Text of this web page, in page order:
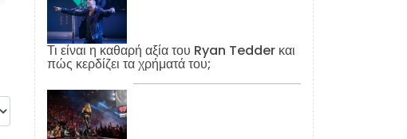
Τι είναι η καθαρή αξία του Ryan Tedder και
πώς κερδίζει τα χρήματά του;